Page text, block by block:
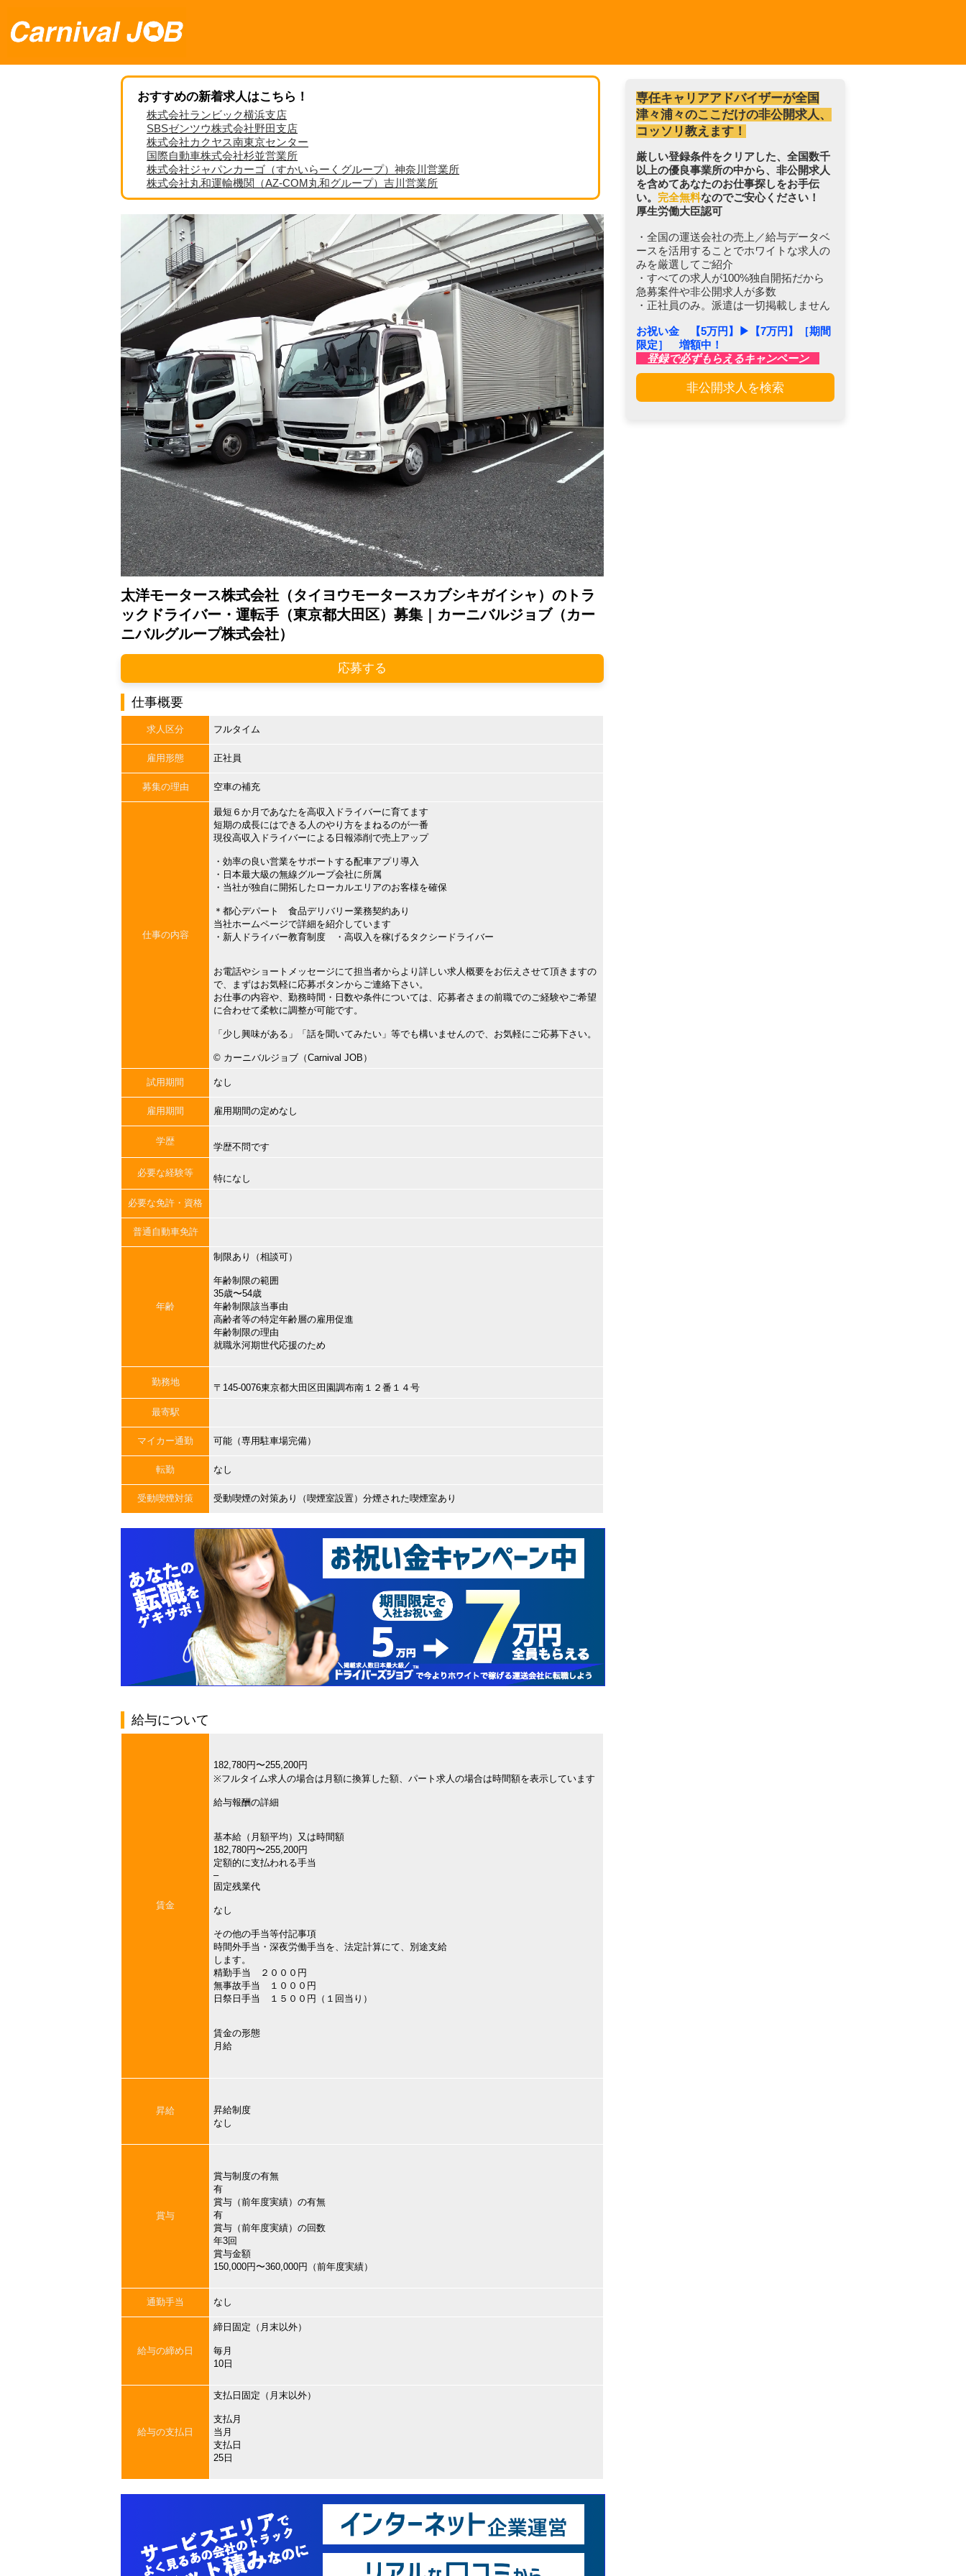
おすすめの新着求人はこちら！
株式会社ランビック横浜支店
SBSゼンツウ株式会社野田支店
株式会社カクヤス南東京センター
国際自動車株式会社杉並営業所
株式会社ジャパンカーゴ（すかいらーくグループ）神奈川営業所
株式会社丸和運輸機関（AZ-COM丸和グループ）吉川営業所
太洋モータース株式会社（タイヨウモータースカブシキガイシャ）のトラ
ックドライバー・運転手（東京都大田区）募集｜カーニバルジョブ（カー
ニバルグループ株式会社）
応募する
仕事概要
求人区分 フルタイム
雇用形態 正社員
募集の理由 空車の補充
仕事の内容
最短６か月であなたを高収入ドライバーに育てます
短期の成長にはできる人のやり方をまねるのが一番
現役高収入ドライバーによる日報添削で売上アップ
・効率の良い営業をサポートする配車アプリ導入
・日本最大級の無線グループ会社に所属
・当社が独自に開拓したローカルエリアのお客様を確保
＊都心デパート 食品デリバリー業務契約あり
当社ホームページで詳細を紹介しています
・新人ドライバー教育制度 ・高収入を稼げるタクシードライバー
お電話やショートメッセージにて担当者からより詳しい求人概要をお伝えさせて頂きますの
で、まずはお気軽に応募ボタンからご連絡下さい。
お仕事の内容や、勤務時間・日数や条件については、応募者さまの前職でのご経験やご希望
に合わせて柔軟に調整が可能です。
「少し興味がある」「話を聞いてみたい」等でも構いませんので、お気軽にご応募下さい。
©︎ カーニバルジョブ（Carnival JOB）
試用期間 なし
雇用期間 雇用期間の定めなし
学歴
学歴不問です
必要な経験等
特になし
必要な免許・資格
普通自動車免許
年齢
制限あり（相談可）
年齢制限の範囲
35歳〜54歳
年齢制限該当事由
高齢者等の特定年齢層の雇用促進
年齢制限の理由
就職氷河期世代応援のため
勤務地
〒145-0076東京都大田区田園調布南１２番１４号
最寄駅
マイカー通勤 可能（専用駐車場完備）
転勤 なし
受動喫煙対策 受動喫煙の対策あり（喫煙室設置）分煙された喫煙室あり
給与について
賃金
182,780円〜255,200円
※フルタイム求人の場合は月額に換算した額、パート求人の場合は時間額を表示しています
給与報酬の詳細
基本給（月額平均）又は時間額
182,780円〜255,200円
定額的に支払われる手当
–
固定残業代
なし
その他の手当等付記事項
時間外手当・深夜労働手当を、法定計算にて、別途支給
します。
精勤手当 ２０００円
無事故手当 １０００円
日祭日手当 １５００円（１回当り）
賃金の形態
月給
昇給
昇給制度
なし
賞与
賞与制度の有無
有
賞与（前年度実績）の有無
有
賞与（前年度実績）の回数
年3回
賞与金額
150,000円〜360,000円（前年度実績）
通勤手当 なし
給与の締め日
締日固定（月末以外）
毎月
10日
給与の支払日
支払日固定（月末以外）
支払月
当月
支払日
25日
専任キャリアアドバイザーが全国
津々浦々のここだけの非公開求人、
コッソリ教えます！
厳しい登録条件をクリアした、全国数千
以上の優良事業所の中から、非公開求人
を含めてあなたのお仕事探しをお手伝
い。 完全無料なのでご安心ください！
厚生労働大臣認可
・全国の運送会社の売上／給与データベ
ースを活用することでホワイトな求人の
みを厳選してご紹介
・すべての求人が100%独自開拓だから
急募案件や非公開求人が多数
・正社員のみ。派遣は一切掲載しません
お祝い金 【5万円】▶︎【7万円】［期間
限定］ 増額中！
登録で必ずもらえるキャンペーン
非公開求人を検索